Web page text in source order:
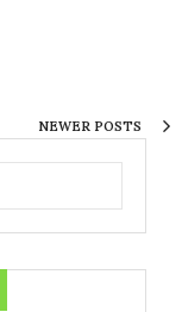
NEWER POSTS